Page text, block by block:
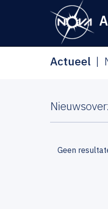
Actueel
Geen